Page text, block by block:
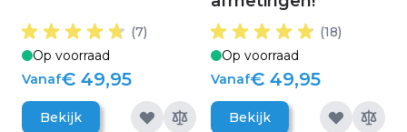
(7)
Op voorraad
Vanaf€ 49,95
Bekijk
(18)
Op voorraad
Vanaf€ 49,95
Bekijk